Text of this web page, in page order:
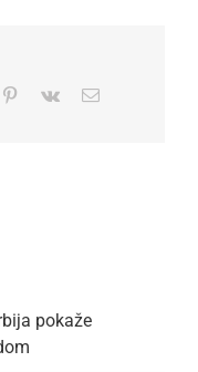
Pinterest
Vk Email
pokaže